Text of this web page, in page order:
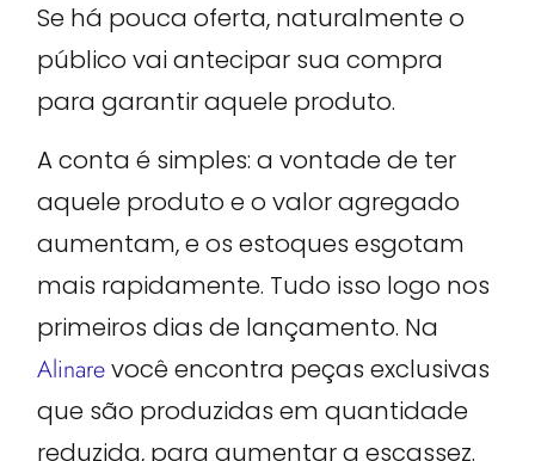
Se há pouca oferta, naturalmente o
público vai antecipar sua compra
para garantir aquele produto.
A conta é simples: a vontade de ter
aquele produto e o valor agregado
aumentam, e os estoques esgotam
mais rapidamente. Tudo isso logo nos
primeiros dias de lançamento. Na
Alinarevocê encontra peças exclusivas
que são produzidas em quantidade
reduzida, para aumentar a escassez.